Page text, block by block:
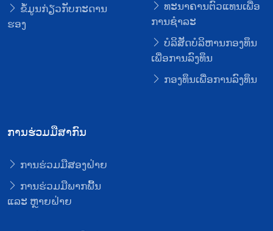
ຂໍ້ມູນກ່ຽວກັບກະດານ
ຮອງ
ທະນາຄານຕົວແທນເພື່ອ
ການຊໍາລະ
ບໍລິສັດບໍລິຫານກອງທຶນ
ເພື່ອການລົງທຶນ
ກອງທຶນເພື່ອການລົງທຶນ
ການຮ່ວມມືສາກົນ
ການຮ່ວມມືສອງຝ່າຍ
ການຮ່ວມມືພາກພື້ນ
ແລະ ຫຼາຍຝ່າຍ